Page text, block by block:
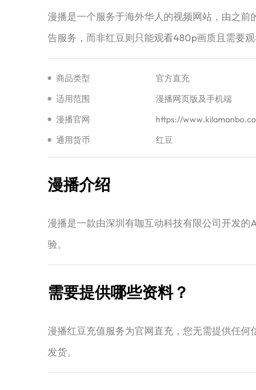
漫播‌是一个服务于海外华人的视频网站，由之
告服务，而非红豆则只能观看480p画质且需要观
商品类型
官方直充
适用范围
漫播网页版及手机端
漫播官网
https://
通用货币
红豆
漫播介绍
漫播是一款由深圳有咖互动科技有限公司开发
验。
需要提供哪些资料？
漫播红豆充值服务为官网直充，您无需提供任
发货。